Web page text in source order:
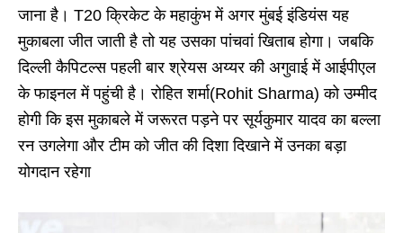
जाना है। T20 क्रिकेट के महाकुंभ में अगर मुंबई इंडियंस यह
मुकाबला जीत जाती है तो यह उसका पांचवां खिताब होगा। जबकि
दिल्ली कैपिटल्स पहली बार श्रेयस अय्यर की अगुवाई में आईपीएल
के फाइनल में पहुंची है। रोहित शर्मा(Rohit Sharma) को उम्मीद
होगी कि इस मुकाबले में जरूरत पड़ने पर सूर्यकुमार यादव का बल्ला
रन उगलेगा और टीम को जीत की दिशा दिखाने में उनका बड़ा
योगदान रहेगा